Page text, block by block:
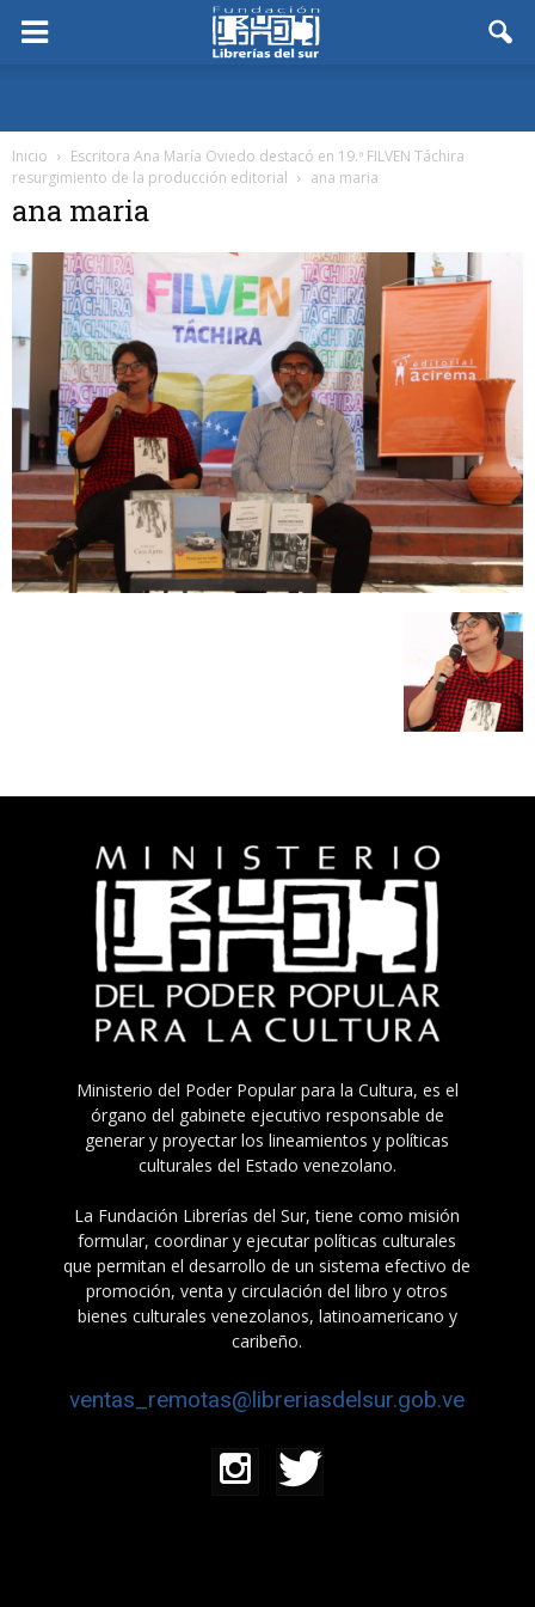
Inicio
Escritora Ana María Oviedo destacó en 19.ª FILVEN Táchira
resurgimiento de la producción editorial
ana maria
ana maria
Ministerio del Poder Popular para la Cultura, es el
órgano del gabinete ejecutivo responsable de
generar y proyectar los lineamientos y políticas
culturales del Estado venezolano.
La Fundación Librerías del Sur, tiene como misión
formular, coordinar y ejecutar políticas culturales
que permitan el desarrollo de un sistema efectivo de
promoción, venta y circulación del libro y otros
bienes culturales venezolanos, latinoamericano y
caribeño.
ventas_remotas@libreriasdelsur.gob.ve